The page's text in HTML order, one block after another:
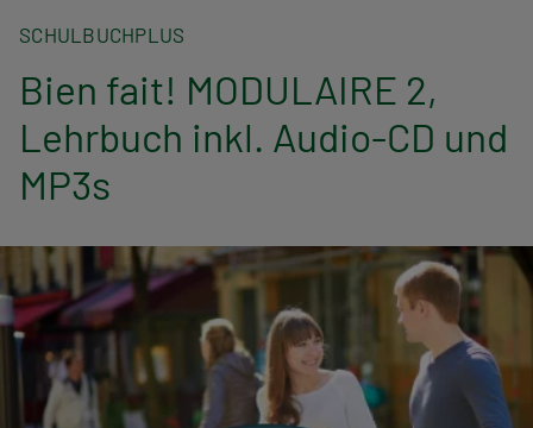
a
d
n
a
v
g
a
SCHULBUCHPLUS
Bien fait! MODULAIRE 2,
Lehrbuch inkl. Audio-CD und
MP3s